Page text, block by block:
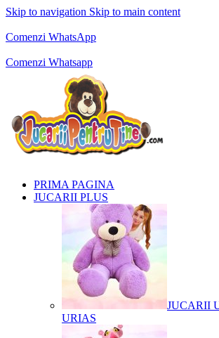
Skip to navigation Skip to main content
Comenzi WhatsApp
Comenzi Whatsapp
PRIMA PAGINA
JUCARII PLUS
JUCARII
URIAS